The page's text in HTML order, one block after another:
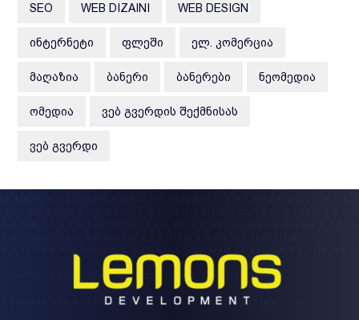
SEO WEB DIZAINI WEB DESIGN
ᲘᲜᲢᲔᲠᲜᲔᲢᲘ ᲤᲚᲔᲨᲘ ᲔᲚ. ᲙᲝᲛᲔᲠᲪᲘᲐ
ᲛᲐᲦᲐᲖᲘᲐ ᲑᲐᲜᲔᲠᲘ ᲑᲐᲜᲔᲠᲔᲑᲘ ᲜᲔᲝᲛᲔᲓᲘᲐ
ᲝᲛᲔᲓᲘᲐ ᲕᲔᲑ ᲒᲕᲔᲠᲓᲘᲡ ᲨᲔᲥᲛᲜᲘᲡᲐᲡ
ᲕᲔᲑ ᲒᲕᲔᲠᲓᲘ